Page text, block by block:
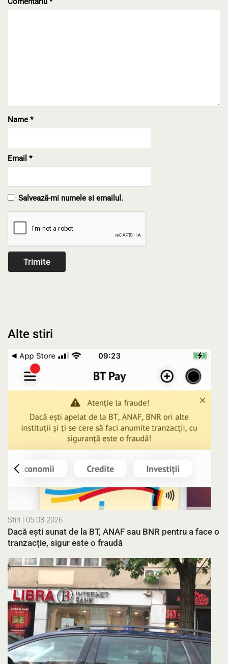
Name *
Email *
Salvează-mi numele si emailul.
Alte stiri
Stiri | 05.08.2026
Dacă ești sunat de la BT, ANAF sau BNR pentru a face o
tranzacție, sigur este o fraudă